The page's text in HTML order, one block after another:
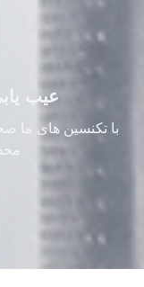
عیب
با تکنسین های ما